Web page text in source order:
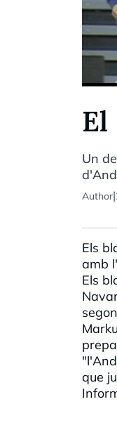
El
Un
Author|
Els
amb
Els
que